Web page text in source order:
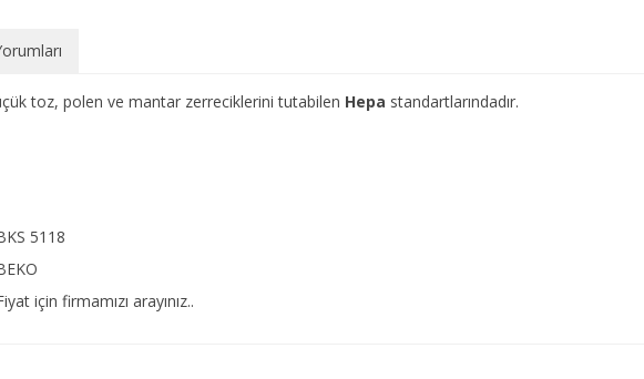
toz, polen ve mantar zerreciklerini tutabilen Hepa standartlarındadır.
5118
için firmamızı arayınız..